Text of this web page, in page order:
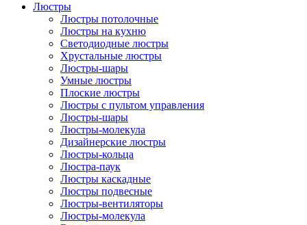
Люстры
Люстры потолочные
Люстры на кухню
Светодиодные люстры
Хрустальные люстры
Люстры-шары
Умные люстры
Плоские люстры
Люстры с пультом управления
Люстры-шары
Люстры-молекула
Дизайнерские люстры
Люстры-кольца
Люстра-паук
Люстры каскадные
Люстры подвесные
Люстры-вентиляторы
Люстры-молекула